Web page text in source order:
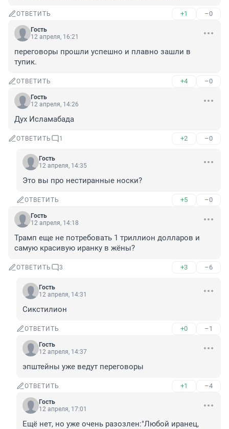
ОТВЕТИТЬ +1 –0
Гость
12 апреля, 16:21
переговоры прошли успешно и плавно зашли в
тупик.
ОТВЕТИТЬ +4 –0
Гость
12 апреля, 14:26
Дух Исламабада
ОТВЕТИТЬ 1 +2 –0
Гость
12 апреля, 14:35
Это вы про нестиранные носки?
ОТВЕТИТЬ +5 –0
Гость
12 апреля, 14:18
Трамп еще не потребовать 1 триллион долларов и
самую красивую иранку в жёны?
ОТВЕТИТЬ 3 +3 –6
Гость
12 апреля, 14:31
Сикстилион
ОТВЕТИТЬ +0 –1
Гость
12 апреля, 14:37
эпштейны уже ведут переговоры
ОТВЕТИТЬ +1 –4
Гость
12 апреля, 17:01
Ещё нет, но уже очень разозлен:"Любой иранец,